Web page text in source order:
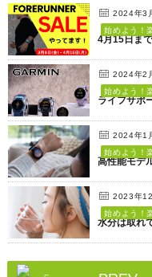
2024年3
始めよう！
4月15日ま
2024年2
始めよう！
ライフサポ
2024年1
始めよう！
高性能モデ
2023年
始めよう！
水分は取れ